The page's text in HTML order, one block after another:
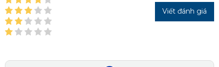
Viết đánh giá